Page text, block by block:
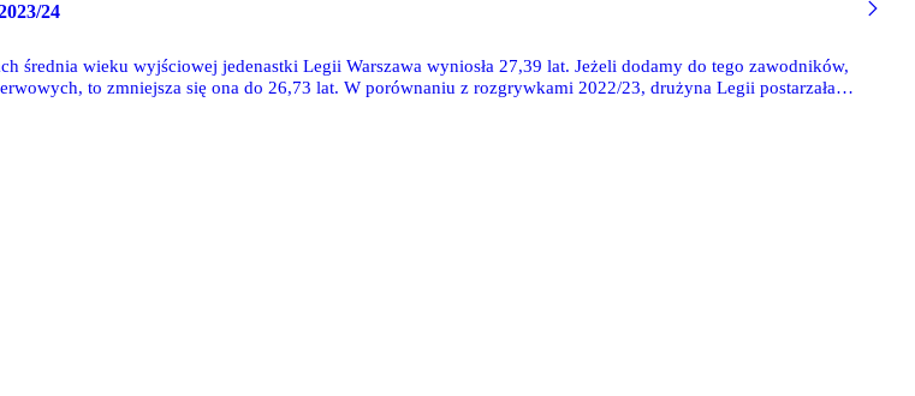
24
średnia wieku wyjściowej jedenastki Legii Warszawa wyniosła 27,39 lat. Jeżeli dodamy do tego zawodników,
to zmniejsza się ona do 26,73 lat. W porównaniu z rozgrywkami 2022/23, drużyna Legii postarzała